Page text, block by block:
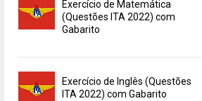
Exercício de Matemática
(Questões ITA 2022) com
Gabarito
Exercício de Inglês (Questões
ITA 2022) com Gabarito